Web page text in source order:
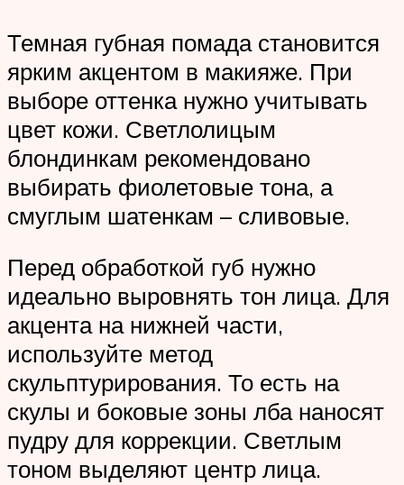
Темная губная помада становится
ярким акцентом в макияже. При
выборе оттенка нужно учитывать
цвет кожи. Светлолицым
блондинкам рекомендовано
выбирать фиолетовые тона, а
смуглым шатенкам – сливовые.
Перед обработкой губ нужно
идеально выровнять тон лица. Для
акцента на нижней части,
используйте метод
скульптурирования. То есть на
скулы и боковые зоны лба наносят
пудру для коррекции. Светлым
тоном выделяют центр лица.